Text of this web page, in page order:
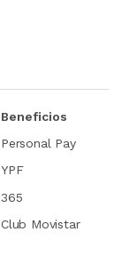
Beneficios
Personal Pay
YPF
365
Club Movistar